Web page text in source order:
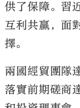
供了保障。習
互利共贏，面
擇。
兩國經貿團隊
落實前期磋商